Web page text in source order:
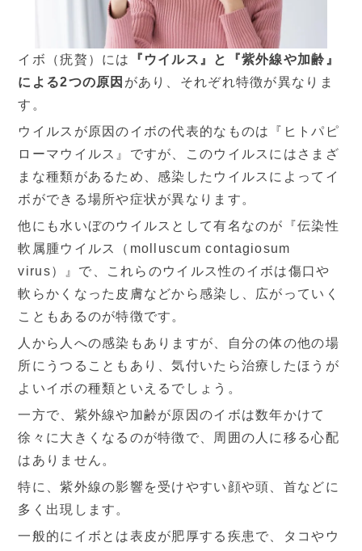
イボ（疣贅）には
『ウイルス』と『紫外線や加齢』
による2つの原因 があり、それぞれ特徴が異なりま
す。
ウイルスが原因のイボの代表的なものは『ヒトパピ
ローマウイルス』ですが、このウイルスにはさまざ
まな種類があるため、感染したウイルスによってイ
ボができる場所や症状が異なります。
他にも水いぼのウイルスとして有名なのが『伝染性
軟属腫ウイルス（molluscum contagiosum
virus）』で、これらのウイルス性のイボは傷口や
軟らかくなった皮膚などから感染し、広がっていく
こともあるのが特徴です。
人から人への感染もありますが、自分の体の他の場
所にうつることもあり、気付いたら治療したほうが
よいイボの種類といえるでしょう。
一方で、紫外線や加齢が原因のイボは数年かけて
徐々に大きくなるのが特徴で、周囲の人に移る心配
はありません。
特に、紫外線の影響を受けやすい顔や頭、首などに
多く出現します。
一般的にイボとは表皮が肥厚する疾患で、タコやウ
2026 8月
土
1
2 3 4 5 6 7 8
9 10 11 12 13 14
16 17 18 19 20 21 22
23 24 25
30 31
休診日